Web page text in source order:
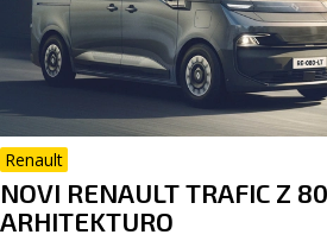
Renault
NOVI RENAULT TRAFIC Z
ARHITEKTURO